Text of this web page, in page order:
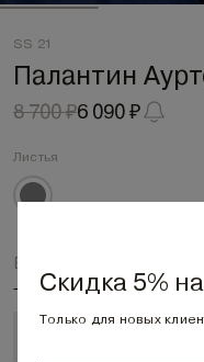
SS 21
Палантин
8 700 ₽6 090 ₽
Листья
Выберите размер
Скидка 5%
Только для новых